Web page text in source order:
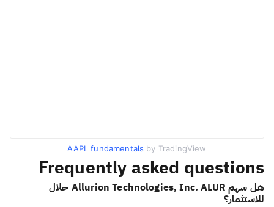
AAPL fundamentals by TradingView
Frequently asked questions
هل سهم Allurion Technologies, Inc. ALUR حلال
للاستثمار؟